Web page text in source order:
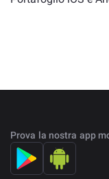
Prova la nostra app